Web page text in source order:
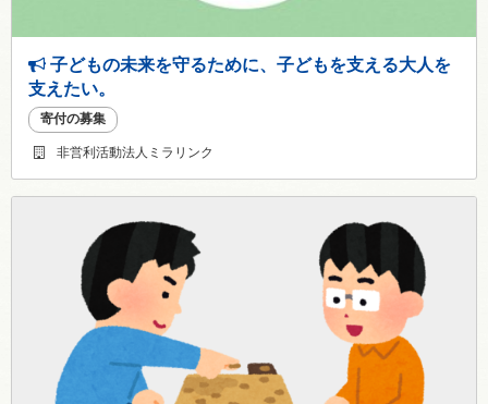
子どもの未来を守るために、子どもを支える大人を
支えたい。
寄付の募集
非営利活動法人ミラリンク